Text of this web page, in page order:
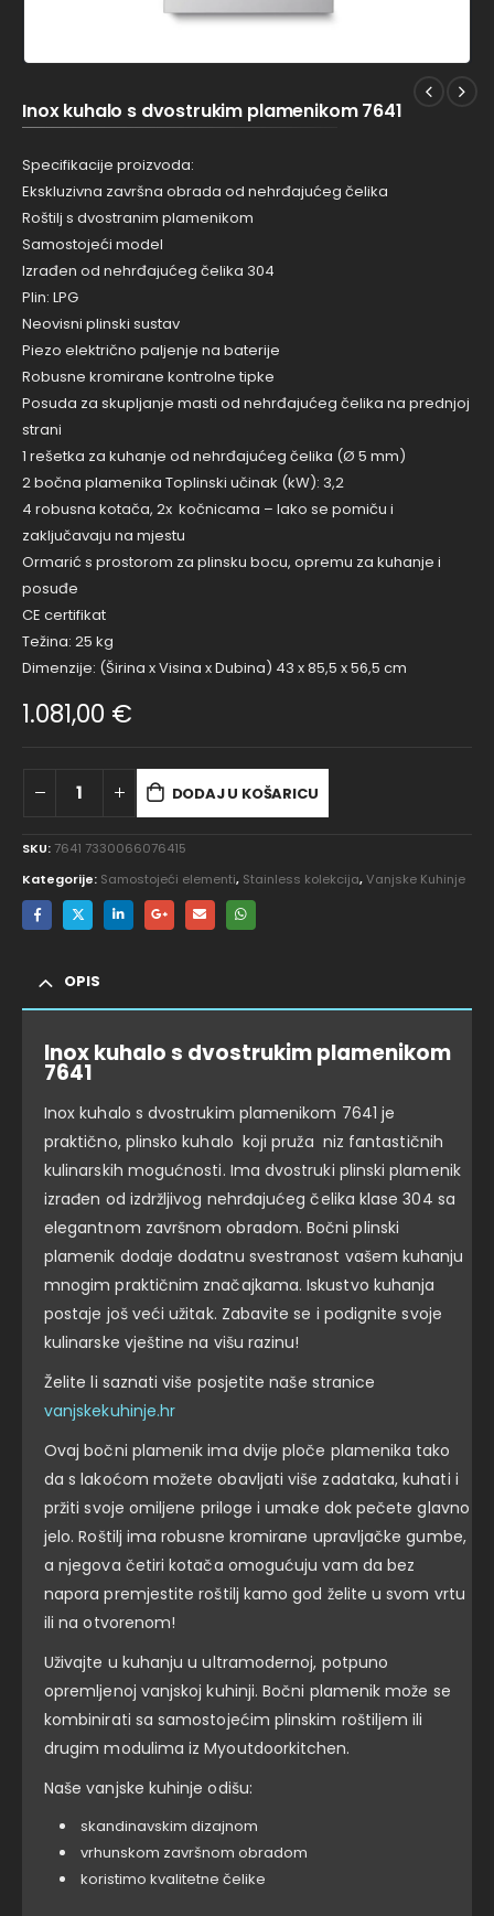
Inox kuhalo s dvostrukim plamenikom 7641
Specifikacije proizvoda:
Ekskluzivna završna obrada od nehrđajućeg čelika
Roštilj s dvostranim plamenikom
Samostojeći model
Izrađen od nehrđajućeg čelika 304
Plin: LPG
Neovisni plinski sustav
Piezo električno paljenje na baterije
Robusne kromirane kontrolne tipke
Posuda za skupljanje masti od nehrđajućeg čelika na prednjoj
strani
1 rešetka za kuhanje od nehrđajućeg čelika (Ø 5 mm)
2 bočna plamenika Toplinski učinak (kW): 3,2
4 robusna kotača, 2x kočnicama – lako se pomiču i
zaključavaju na mjestu
Ormarić s prostorom za plinsku bocu, opremu za kuhanje i
posuđe
CE certifikat
Težina: 25 kg
Dimenzije: (Širina x Visina x Dubina) 43 x 85,5 x 56,5 cm
1.081,00 €
DODAJ U KOŠARICU
SKU: 7641 7330066076415
Kategorije: Samostojeći elementi, Stainless kolekcija,Vanjske Kuhinje
OPIS
Inox kuhalo s dvostrukim plamenikom
7641
Inox kuhalo s dvostrukim plamenikom 7641 je
praktično, plinsko kuhalo koji pruža niz fantastičnih
kulinarskih mogućnosti. Ima dvostruki plinski plamenik
izrađen od izdržljivog nehrđajućeg čelika klase 304 sa
elegantnom završnom obradom. Bočni plinski
plamenik dodaje dodatnu svestranost vašem kuhanju
mnogim praktičnim značajkama. Iskustvo kuhanja
postaje još veći užitak. Zabavite se i podignite svoje
kulinarske vještine na višu razinu!
Želite li saznati više posjetite naše stranice
vanjskekuhinje.hr
Ovaj bočni plamenik ima dvije ploče plamenika tako
da s lakoćom možete obavljati više zadataka, kuhati i
pržiti svoje omiljene priloge i umake dok pečete glavno
jelo. Roštilj ima robusne kromirane upravljačke gumbe,
a njegova četiri kotača omogućuju vam da bez
napora premjestite roštilj kamo god želite u svom vrtu
ili na otvorenom!
Uživajte u kuhanju u ultramodernoj, potpuno
opremljenoj vanjskoj kuhinji. Bočni plamenik može se
kombinirati sa samostojećim plinskim roštiljem ili
drugim modulima iz Myoutdoorkitchen.
Naše vanjske kuhinje odišu:
skandinavskim dizajnom
vrhunskom završnom obradom
koristimo kvalitetne čelike